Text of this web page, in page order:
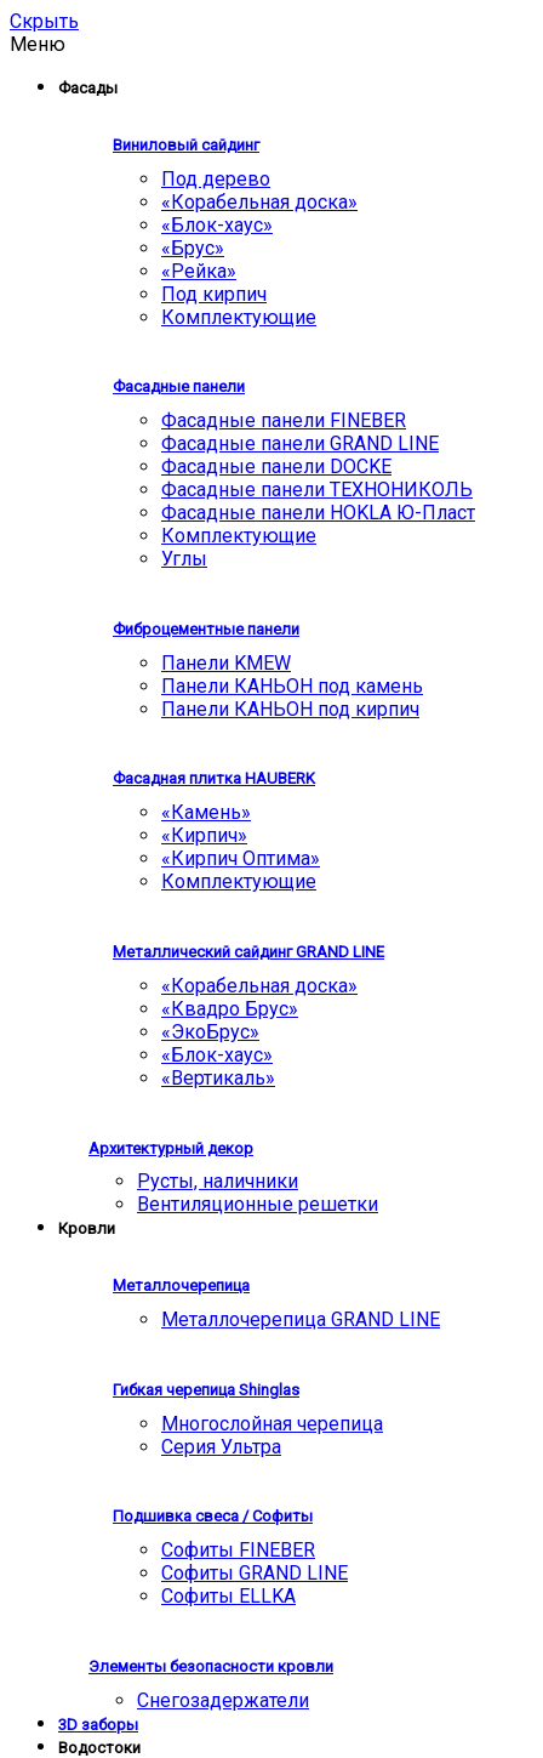
Скрыть
Меню
Фасады
Виниловый сайдинг
Под дерево
«Корабельная доска»
«Блок-хаус»
«Брус»
«Рейка»
Под кирпич
Комплектующие
Фасадные панели
Фасадные панели FINEBER
Фасадные панели GRAND LINE
Фасадные панели DOCKE
Фасадные панели ТЕХНОНИКОЛЬ
Фасадные панели HOKLA Ю-Пласт
Комплектующие
Углы
Фиброцементные панели
Панели KMEW
Панели КАНЬОН под камень
Панели КАНЬОН под кирпич
Фасадная плитка HAUBERK
«Камень»
«Кирпич»
«Кирпич Оптима»
Комплектующие
Металлический сайдинг GRAND LINE
«Корабельная доска»
«Квадро Брус»
«ЭкоБрус»
«Блок-хаус»
«Вертикаль»
Архитектурный декор
Русты, наличники
Вентиляционные решетки
Кровли
Металлочерепица
Металлочерепица GRAND LINE
Гибкая черепица Shinglas
Многослойная черепица
Серия Ультра
Подшивка свеса / Софиты
Софиты FINEBER
Софиты GRAND LINE
Софиты ELLKA
Элементы безопасности кровли
Снегозадержатели
3D заборы
Водостоки